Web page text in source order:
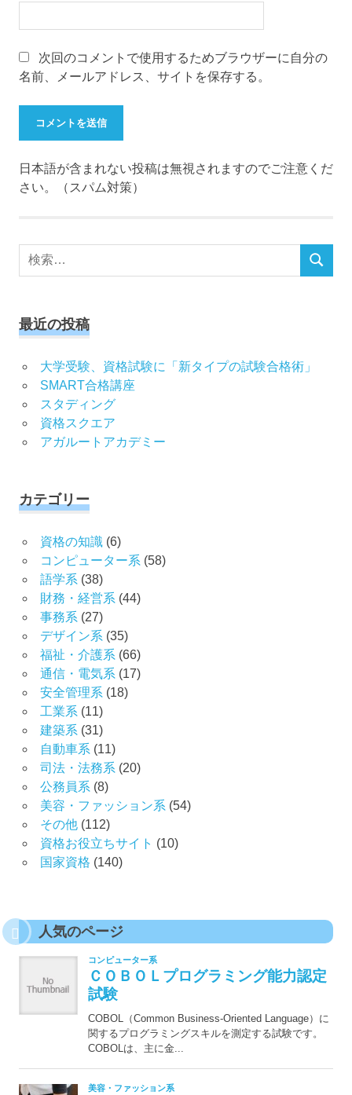
次回のコメントで使用するためブラウザーに自分の
名前、メールアドレス、サイトを保存する。
日本語が含まれない投稿は無視されますのでご注意くだ
さい。（スパム対策）
検
検
最近の投稿
大学受験、資格試験に「新タイプの試験合格術」
SMART合格講座
スタディング
資格スクエア
アガルートアカデミー
カテゴリー
資格の知識(6)
コンピューター系 (58)
語学系 (38)
財務・経営系 (44)
事務系 (27)
デザイン系 (35)
福祉・介護系 (66)
通信・電気系 (17)
安全管理系 (18)
工業系 (11)
建築系 (31)
自動車系 (11)
司法・法務系 (20)
公務員系 (8)
美容・ファッション系 (54)
その他(112)
資格お役立ちサイト (10)
国家資格 (140)
人気のページ